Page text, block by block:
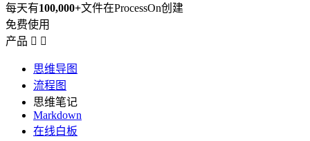
每天有100,000+文件在ProcessOn创建
免费使用
产品  
思维导图
流程图
思维笔记
Markdown
在线白板